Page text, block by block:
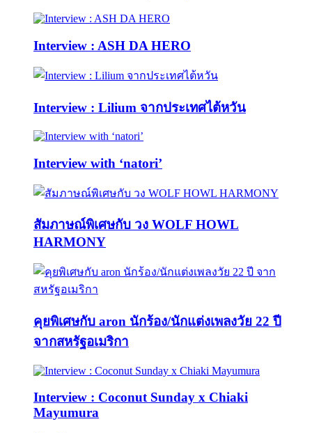
Interview : ASH DA HERO
Interview : Lilium จากประเทศไต้หวัน
Interview with ‘natori’
สัมภาษณ์พิเศษกับ วง WOLF HOWL
HARMONY
คุยพิเศษกับ aron นักร้อง/นักแต่งเพลงวัย 22 ปี
จากสหรัฐอเมริกา
Interview : Coconut Sunday x Chiaki
Mayumura